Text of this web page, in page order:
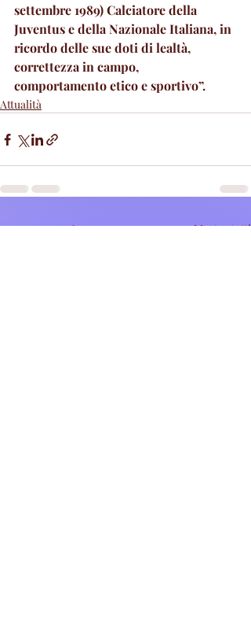
settembre 1989) Calciatore della
Juventus e della Nazionale Italiana, in
ricordo delle sue doti di lealtà,
correttezza in campo,
comportamento etico e sportivo”.
Attualità
Post recenti Mostra tutti